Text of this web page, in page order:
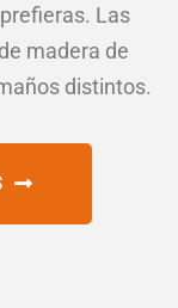
Las
madera de
distintos.